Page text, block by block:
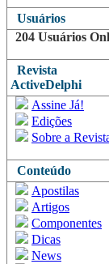
Usuários
204 Usuários
Revista
ActiveDelphi
Assine Já!
Edições
Sobre a
Conteúdo
Apostilas
Artigos
Componentes
Dicas
News